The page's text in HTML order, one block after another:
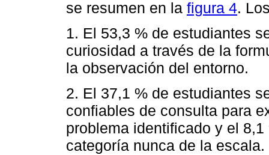
se resumen en la figura 4.
1. El 53,3 % de estudiantes
curiosidad a través de la
la observación del entorno.
2. El 37,1 % de estudiantes
confiables de consulta para
problema identificado y el
categoría nunca de la escala.